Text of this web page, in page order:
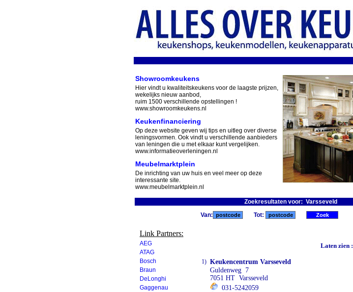
Showroomkeukens
Hier vindt u kwaliteitskeukens voor de laagste prijzen,
wekelijks nieuw aanbod,
ruim 1500 verschillende opstellingen !
www.showroomkeukens.nl
Keukenfinanciering
Op deze website geven wij tips en uitleg over diverse
leningsvormen. Ook vindt u verschillende aanbieders
van leningen die u met elkaar kunt vergelijken.
www.informatieoverleningen.nl
Meubelmarktplein
De inrichting van uw huis en veel meer op deze
interessante site.
www.meubelmarktplein.nl
Zoekresultaten voor: Varsseveld
Link Partners:
AEG
ATAG
Bosch
Braun
DeLonghi
Gaggenau
Van: Tot:
Laten zien :
1) Keukencentrum Varsseveld
Guldenweg 7
7051 HT Varsseveld
031-5242059